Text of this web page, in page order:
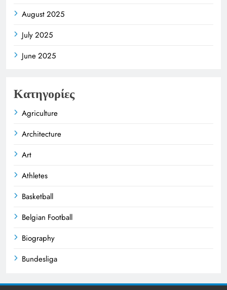
August 2025
July 2025
June 2025
Κατηγορίες
Agriculture
Architecture
Art
Athletes
Basketball
Belgian Football
Biography
Bundesliga